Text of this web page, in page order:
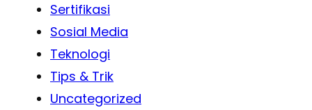
Sertifikasi
Sosial Media
Teknologi
Tips & Trik
Uncategorized